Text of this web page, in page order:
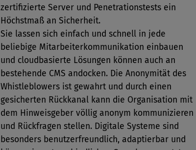
zertifizierte Server und Penetrationstests ein
Höchstmaß an Sicherheit.
Sie lassen sich einfach und schnell in jede
beliebige Mitarbeiterkommunikation einbauen
und cloudbasierte Lösungen können auch an
bestehende CMS andocken. Die Anonymität des
Whistleblowers ist gewahrt und durch einen
gesicherten Rückkanal kann die Organisation mit
dem Hinweisgeber völlig anonym kommunizieren
und Rückfragen stellen. Digitale Systeme sind
besonders benutzerfreundlich, adaptierbar und